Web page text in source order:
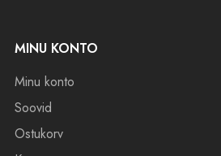
MINU KONTO
Minu konto
Soovid
Ostukorv